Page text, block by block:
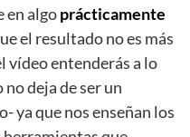
en algoprácticamente
el resultado no es más
vídeo entenderás a lo
deja de ser un
ya que nos enseñan los